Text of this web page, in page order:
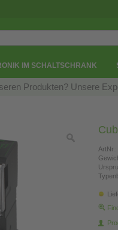
IM SCHALTSCHRANK
Produkten? Unsere
ArtNr.: